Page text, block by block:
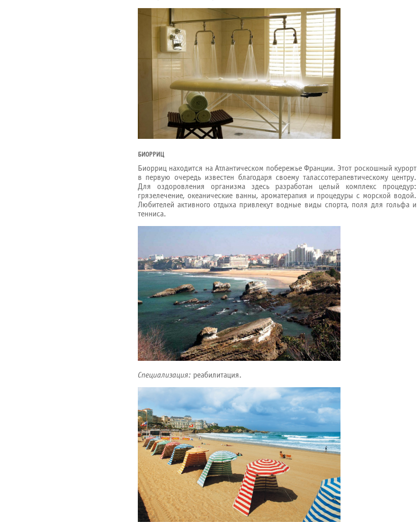
БИОРРИЦ
Биорриц находится на Атлантическом побережье Франции. Этот роскошный курорт
в первую очередь известен благодаря своему талассотерапевтическому центру.
Для оздоровления организма здесь разработан целый комплекс процедур:
грязелечение, океанические ванны, ароматерапия и процедуры с морской водой.
Любителей активного отдыха привлекут водные виды спорта, поля для гольфа и
тенниса.
Специализация: реабилитация.